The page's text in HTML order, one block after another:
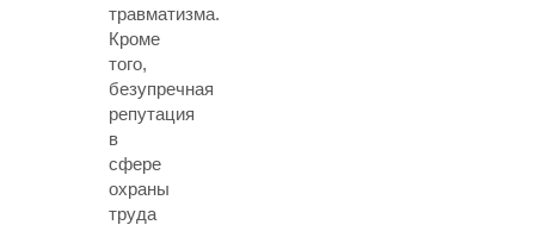
травматизма.
Кроме
того,
безупречная
репутация
в
сфере
охраны
труда